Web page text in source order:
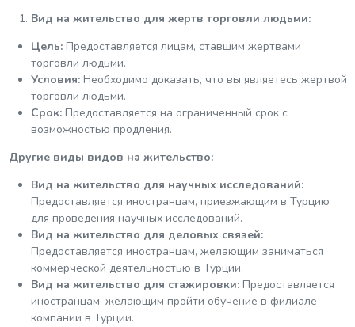
Вид на жительство для жертв торговли людьми:
Цель:Предоставляется лицам, ставшим жертвами
торговли людьми.
Условия:Необходимо доказать, что вы являетесь жертвой
торговли людьми.
Срок:Предоставляется на ограниченный срок с
возможностью продления.
Другие виды видов на жительство:
Вид на жительство для научных исследований:
Предоставляется иностранцам, приезжающим в Турцию
для проведения научных исследований.
Вид на жительство для деловых связей:
Предоставляется иностранцам, желающим заниматься
коммерческой деятельностью в Турции.
Вид на жительство для стажировки:Предоставляется
иностранцам, желающим пройти обучение в филиале
компании в Турции.